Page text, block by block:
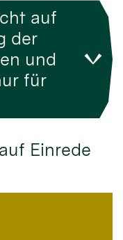
auf
der
und
für
Einrede